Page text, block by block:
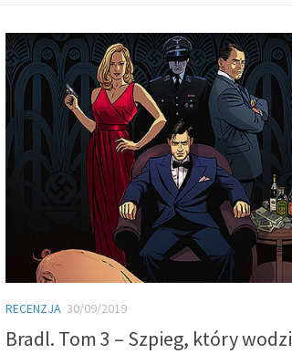
RECENZJA 30/09/2019
Bradl. Tom 3 – Szpieg, który wodzi